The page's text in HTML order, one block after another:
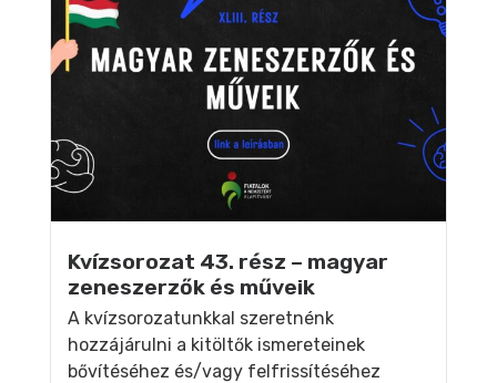
Kvízsorozat 43. rész – magyar
zeneszerzők és műveik
A kvízsorozatunkkal szeretnénk
hozzájárulni a kitöltők ismereteinek
bővítéséhez és/vagy felfrissítéséhez